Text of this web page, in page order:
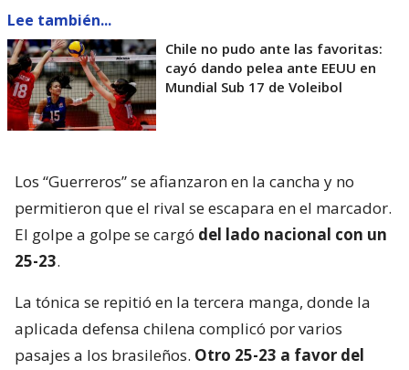
Lee también...
Chile no pudo ante las favoritas:
cayó dando pelea ante EEUU en
Mundial Sub 17 de Voleibol
Los “Guerreros” se afianzaron en la cancha y no
permitieron que el rival se escapara en el marcador.
El golpe a golpe se cargó del lado nacional con un
25-23.
La tónica se repitió en la tercera manga, donde la
aplicada defensa chilena complicó por varios
pasajes a los brasileños. Otro 25-23 a favor del